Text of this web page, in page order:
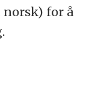
for å